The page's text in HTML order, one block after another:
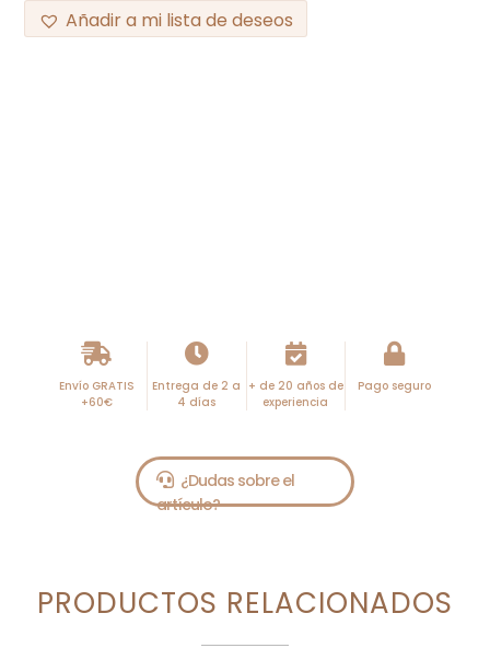
Añadir a mi lista de deseos
Envío GRATIS
+60€
Entrega de 2 a
4 días
+ de 20 años de
experiencia
Pago seguro
PRODUCTOS RELACIONADOS